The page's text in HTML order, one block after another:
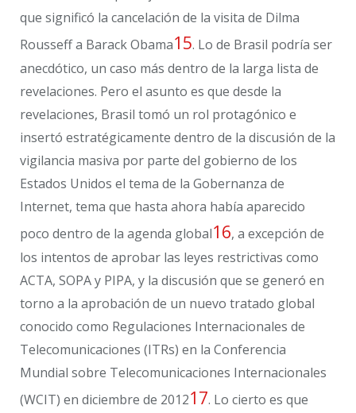
que significó la cancelación de la visita de Dilma
Rousseff a Barack Obama15. Lo de Brasil podría ser
anecdótico, un caso más dentro de la larga lista de
revelaciones. Pero el asunto es que desde la
revelaciones, Brasil tomó un rol protagónico e
insertó estratégicamente dentro de la discusión de la
vigilancia masiva por parte del gobierno de los
Estados Unidos el tema de la Gobernanza de
Internet, tema que hasta ahora había aparecido
poco dentro de la agenda global16, a excepción de
los intentos de aprobar las leyes restrictivas como
ACTA, SOPA y PIPA, y la discusión que se generó en
torno a la aprobación de un nuevo tratado global
conocido como Regulaciones Internacionales de
Telecomunicaciones (ITRs) en la Conferencia
Mundial sobre Telecomunicaciones Internacionales
(WCIT) en diciembre de 201217. Lo cierto es que